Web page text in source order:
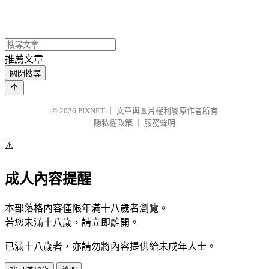
推薦文章
關閉搜尋
© 2026 PIXNET
文章與圖片權利屬原作者所有
隱私權政策
服務聲明
⚠️
成人內容提醒
本部落格內容僅限年滿十八歲者瀏覽。
若您未滿十八歲，請立即離開。
已滿十八歲者，亦請勿將內容提供給未成年人士。